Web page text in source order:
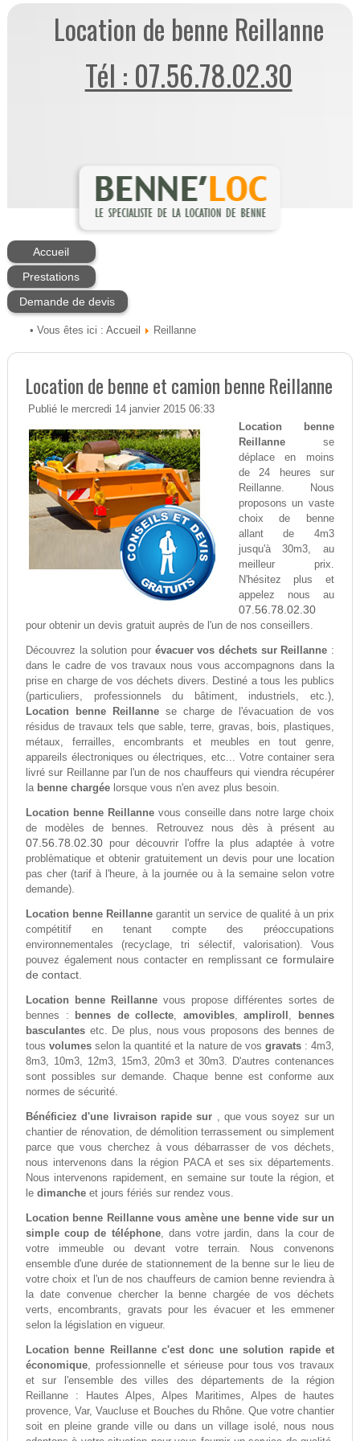
Location de benne Reillanne
Tél : 07.56.78.02.30
Accueil
Prestations
Demande de devis
• Vous êtes ici : Accueil Reillanne
Location de benne et camion benne Reillanne
Publié le mercredi 14 janvier 2015 06:33
Location benne
Reillannese
déplace en moins
de 24 heures sur
Reillanne. Nous
proposons un vaste
choix de benne
allant de 4m3
jusqu'à 30m3, au
meilleur prix.
N'hésitez plus et
appelez nous au
07.56.78.02.30
pour obtenir un devis gratuit auprès de l'un de nos conseillers.
Découvrez la solution pour évacuer vos déchets sur Reillanne :
dans le cadre de vos travaux nous vous accompagnons dans la
prise en charge de vos déchets divers. Destiné a tous les publics
(particuliers, professionnels du bâtiment, industriels, etc.),
Location benne Reillannese charge de l'évacuation de vos
résidus de travaux tels que sable, terre, gravas, bois, plastiques,
métaux, ferrailles, encombrants et meubles en tout genre,
appareils électroniques ou électriques, etc... Votre container sera
livré sur Reillanne par l'un de nos chauffeurs qui viendra récupérer
la benne chargéelorsque vous n'en avez plus besoin.
Location benne Reillannevous conseille dans notre large choix
de modèles de bennes. Retrouvez nous dès à présent au
07.56.78.02.30pour découvrir l'offre la plus adaptée à votre
problèmatique et obtenir gratuitement un devis pour une location
pas cher (tarif à l'heure, à la journée ou à la semaine selon votre
demande).
Location benne Reillanne garantit un service de qualité à un prix
compétitif en tenant compte des préoccupations
environnementales (recyclage, tri sélectif, valorisation). Vous
pouvez également nous contacter en remplissantce formulaire
de contact.
Location benne Reillannevous propose différentes sortes de
bennes :
bennes de collecte, amovibles,ampliroll ,
bennes
basculantesetc. De plus, nous vous proposons des bennes de
tousvolumes selon la quantité et la nature de vos gravats: 4m3,
8m3, 10m3, 12m3, 15m3, 20m3 et 30m3. D'autres contenances
sont possibles sur demande. Chaque benne est conforme aux
normes de sécurité.
Bénéficiez d'une livraison rapide sur , que vous soyez sur un
chantier de rénovation, de démolition terrassement ou simplement
parce que vous cherchez à vous débarrasser de vos déchets,
nous intervenons dans la région PACA et ses six départements.
Nous intervenons rapidement, en semaine sur toute la région, et
le dimancheet jours fériés sur rendez vous.
Location benne Reillanne vous amène une benne vide sur un
simple coup de téléphone, dans votre jardin, dans la cour de
votre immeuble ou devant votre terrain. Nous convenons
ensemble d'une durée de stationnement de la benne sur le lieu de
votre choix et l'un de nos chauffeurs de camion benne reviendra à
la date convenue chercher la benne chargée de vos déchets
verts, encombrants, gravats pour les évacuer et les emmener
selon la législation en vigueur.
Location benne Reillanne c'est donc une solution rapide et
économique, professionnelle et sérieuse pour tous vos travaux
et sur l'ensemble des villes des départements de la région
Reillanne : Hautes Alpes, Alpes Maritimes, Alpes de hautes
provence, Var, Vaucluse et Bouches du Rhône. Que votre chantier
soit en pleine grande ville ou dans un village isolé, nous nous